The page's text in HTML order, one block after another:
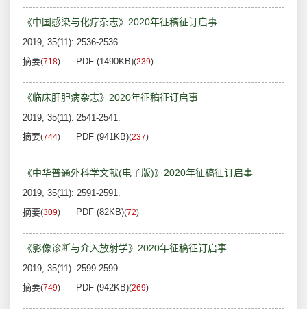
《中国感染与化疗杂志》2020年征稿征订启事
2019, 35(11): 2536-2536.
摘要(718) PDF (1490KB)(239)
《临床肝胆病杂志》2020年征稿征订启事
2019, 35(11): 2541-2541.
摘要(744) PDF (941KB)(237)
《中华普通外科学文献(电子版)》2020年征稿征订启事
2019, 35(11): 2591-2591.
摘要(309) PDF (82KB)(72)
《影像诊断与介入放射学》2020年征稿征订启事
2019, 35(11): 2599-2599.
摘要(749) PDF (942KB)(269)